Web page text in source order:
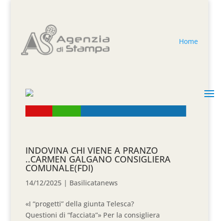
Home
INDOVINA CHI VIENE A PRANZO
..CARMEN GALGANO CONSIGLIERA
COMUNALE(FDI)
14/12/2025 | Basilicatanews
«I “progetti” della giunta Telesca?
Questioni di “facciata”» Per la consigliera